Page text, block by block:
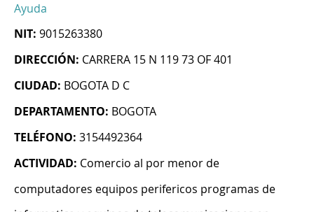
Ayuda
NIT: 9015263380
DIRECCIÓN: CARRERA 15 N 119 73 OF 401
CIUDAD: BOGOTA D C
DEPARTAMENTO: BOGOTA
TELÉFONO: 3154492364
ACTIVIDAD: Comercio al por menor de
computadores equipos perifericos programas de